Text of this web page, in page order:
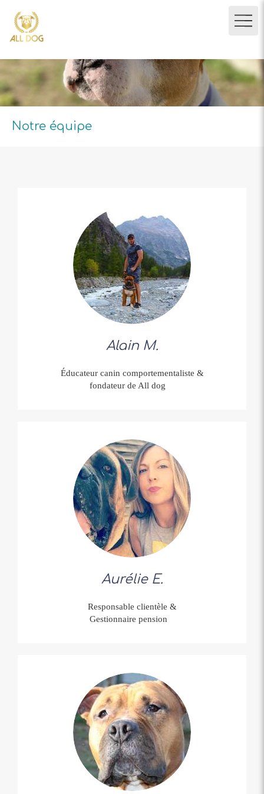
Notre équipe
Alain M.
Éducateur canin comportementaliste &
fondateur de All dog
Aurélie E.
Responsable clientèle &
Gestionnaire pension